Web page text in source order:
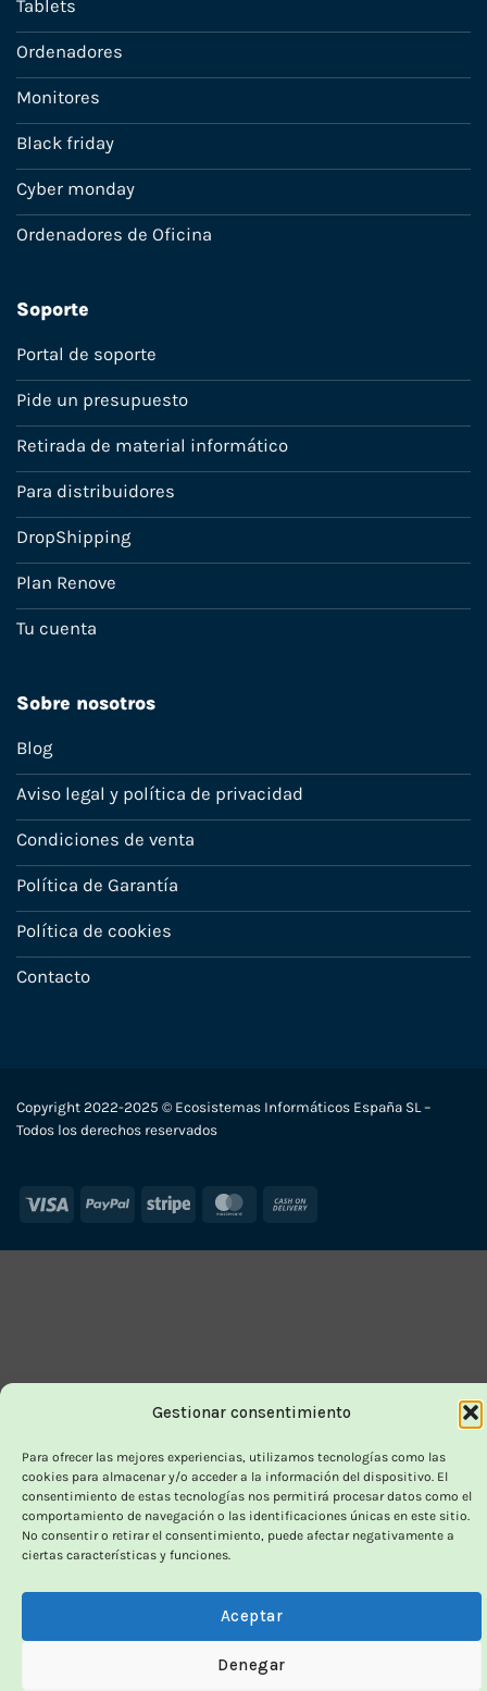
Gestionar consentimiento
Para ofrecer las mejores experiencias, utilizamos tecnologías como las
cookies para almacenar y/o acceder a la información del dispositivo. El
consentimiento de estas tecnologías nos permitirá procesar datos como el
comportamiento de navegación o las identificaciones únicas en este sitio.
No consentir o retirar el consentimiento, puede afectar negativamente a
ciertas características y funciones.
Aceptar
Denegar
Tablets
Ordenadores
Monitores
Black friday
Cyber monday
Ordenadores de Oficina
Soporte
Portal de soporte
Pide un presupuesto
Retirada de material informático
Para distribuidores
DropShipping
Plan Renove
Tu cuenta
Sobre nosotros
Blog
Aviso legal y política de privacidad
Condiciones de venta
Política de Garantía
Política de cookies
Contacto
Copyright 2022-2025 © Ecosistemas Informáticos España SL –
Todos los derechos reservados
Visa PayPal Stripe MasterCard